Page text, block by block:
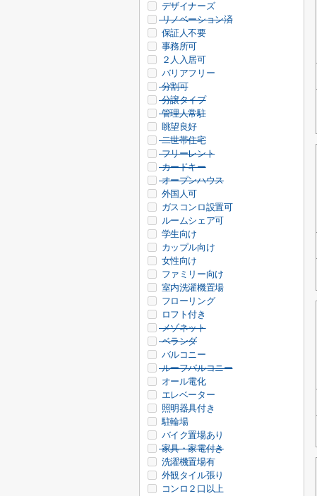
デザイナーズ
リノベーション済
保証人不要
事務所可
２人入居可
バリアフリー
分割可
分譲タイプ
管理人常駐
眺望良好
二世帯住宅
フリーレント
カードキー
オープンハウス
外国人可
ガスコンロ設置可
ルームシェア可
学生向け
カップル向け
女性向け
ファミリー向け
室内洗濯機置場
フローリング
ロフト付き
メゾネット
ベランダ
バルコニー
ルーフバルコニー
オール電化
エレベーター
照明器具付き
駐輪場
バイク置場あり
家具・家電付き
洗濯機置場有
外観タイル張り
コンロ２口以上